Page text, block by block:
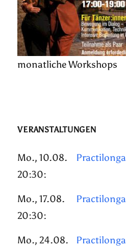
monatliche Workshops
VERANSTALTUNGEN
Mo., 10.08.
20:30:
Practilonga
Mo., 17.08.
20:30:
Practilonga
Mo., 24.08.
Practilonga